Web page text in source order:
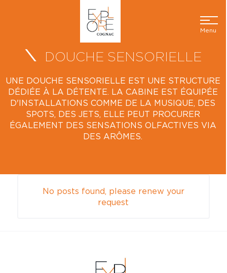
Menu
DOUCHE SENSORIELLE
UNE DOUCHE SENSORIELLE EST UNE STRUCTURE
DÉDIÉE À LA DÉTENTE. LA CABINE EST ÉQUIPÉE
D'INSTALLATIONS COMME DE LA MUSIQUE, DES
SPOTS, DES JETS, ELLE PEUT PROCURER
ÉGALEMENT DES SENSATIONS OLFACTIVES VIA
DES ARÔMES.
No posts found, please renew your
request